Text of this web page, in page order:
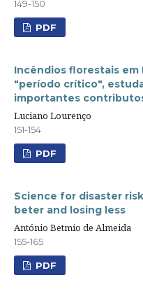
149-150
PDF
Incêndios florestais
"período crítico",
importantes
Luciano Lourenço
151-154
PDF
Science for disaster
beter and losing less
António Betmio de Almeida
155-165
PDF